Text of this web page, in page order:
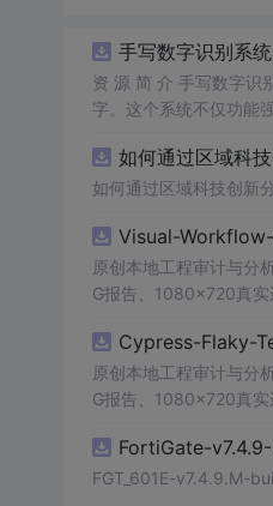
手写数字识别系
资 源 简 介 手写数字识
字。这个系统不仅功能
便和实用的工具，你一
如何通过区域科
如何通过区域科技创新
Visual-
原创本地工程审计与分
G报告、1080×720真实
源码、Logo、官方截图
Cypress-Flaky-
原创本地工程审计与分
G报告、1080×720真实
源码、Logo、官方截图
FortiGate-
FGT_601E-v7.4.9.M-